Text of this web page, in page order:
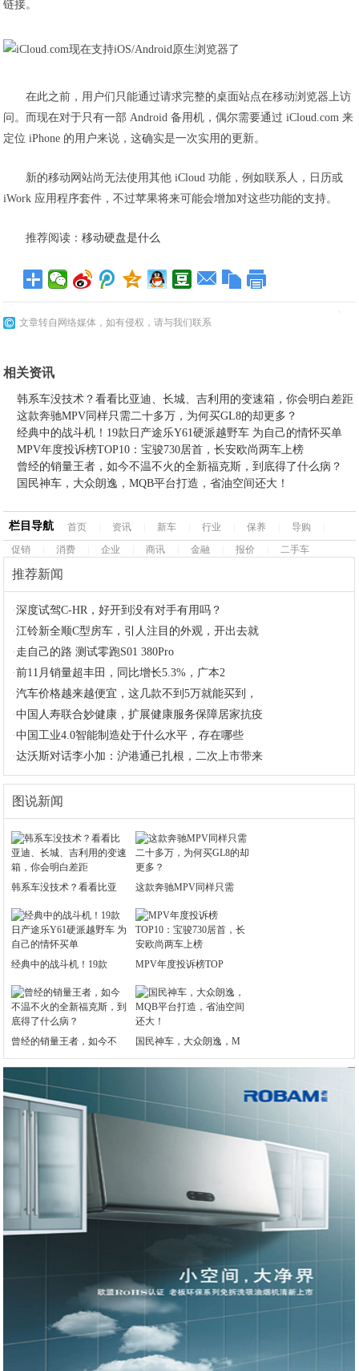
链接。
在此之前，用户们只能通过请求完整的桌面站点在移动浏览器上访
问。而现在对于只有一部 Android 备用机，偶尔需要通过 iCloud.com 来
定位 iPhone 的用户来说，这确实是一次实用的更新。
新的移动网站尚无法使用其他 iCloud 功能，例如联系人，日历或
iWork 应用程序套件，不过苹果将来可能会增加对这些功能的支持。
推荐阅读：移动硬盘是什么
文章转自网络媒体，如有侵权，请与我们联系
相关资讯
韩系车没技术？看看比亚迪、长城、吉利用的变速箱，你会明白差距
这款奔驰MPV同样只需二十多万，为何买GL8的却更多？
经典中的战斗机！19款日产途乐Y61硬派越野车 为自己的情怀买单
MPV年度投诉榜TOP10：宝骏730居首，长安欧尚两车上榜
曾经的销量王者，如今不温不火的全新福克斯，到底得了什么病？
国民神车，大众朗逸，MQB平台打造，省油空间还大！
栏目导航 首页 资讯 新车 行业 保养 导购
促销
消费 企业 商讯 金融 报价 二手车
推荐新闻
·深度试驾C-HR，好开到没有对手有用吗？
·江铃新全顺C型房车，引人注目的外观，开出去就
· 走自己的路 测试零跑S01 380Pro
·前11月销量超丰田，同比增长5.3%，广本2
·汽车价格越来越便宜，这几款不到5万就能买到，
·中国人寿联合妙健康，扩展健康服务保障居家抗疫
·中国工业4.0智能制造处于什么水平，存在哪些
·达沃斯对话李小加：沪港通已扎根，二次上市带来
图说新闻
韩系车没技术？看看比亚 这款奔驰MPV同样只需
经典中的战斗机！19款 MPV年度投诉榜TOP
曾经的销量王者，如今不 国民神车，大众朗逸，M